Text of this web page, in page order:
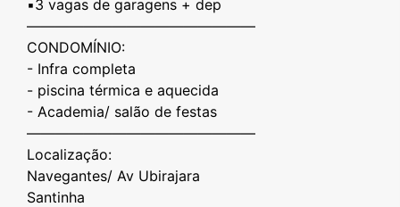
▪️3 vagas de garagens + dep
————————————————
CONDOMÍNIO:
- Infra completa
- ⁠piscina térmica e aquecida
- ⁠Academia/ salão de festas
————————————————
Localização:
Navegantes/ Av Ubirajara
Santinha